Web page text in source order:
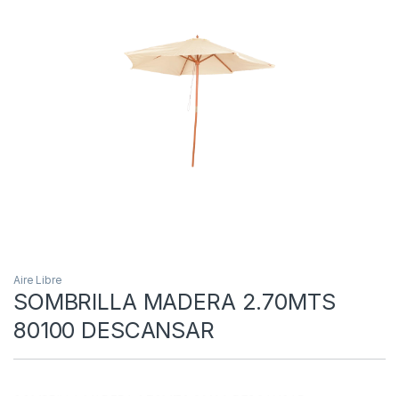
Aire Libre
SOMBRILLA MADERA 2.70MTS
80100 DESCANSAR